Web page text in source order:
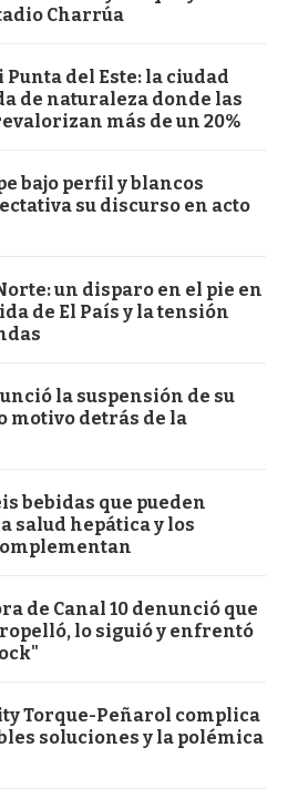
Charrúa
del Este: la ciudad
de naturaleza donde las
más de un 20%
bajo perfil y blancos
su discurso en acto
un disparo en el pie en
de El País y la tensión
la suspensión de su
motivo detrás de la
bebidas que pueden
salud hepática y los
de Canal 10 denunció que
lo siguió y enfrentó
Torque-Peñarol complica
soluciones y la polémica